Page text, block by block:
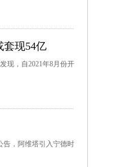
套现54亿
现，自2021年8月份开
告，阿维塔引入宁德时